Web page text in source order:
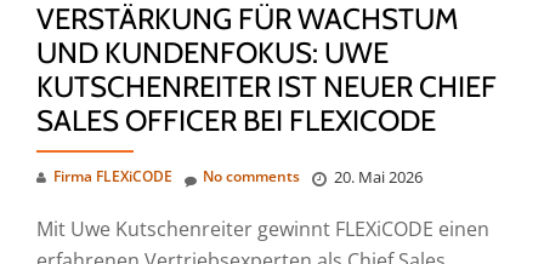
VERSTÄRKUNG FÜR WACHSTUM
UND KUNDENFOKUS: UWE
KUTSCHENREITER IST NEUER CHIEF
SALES OFFICER BEI FLEXICODE
Firma FLEXiCODE 20. Mai 2026
No comments
Mit Uwe Kutschenreiter gewinnt FLEXiCODE einen